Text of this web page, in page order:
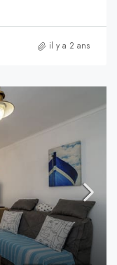
il y a 2 ans